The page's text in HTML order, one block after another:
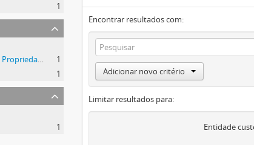
1
INPI - Instituto Nacional da Propriedade Industrial
1
1
1
Encontrar resultados com:
Adicionar novo critério
Limitar resultados para:
Entidade